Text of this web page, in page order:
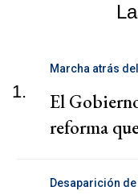
1.
Marcha atrás
El
reforma
Desaparición de